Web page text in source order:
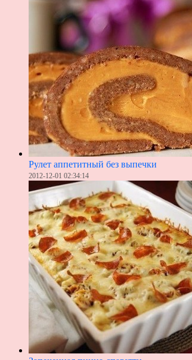
Рулет аппетитный без выпечки
2012-12-01 02:34:14